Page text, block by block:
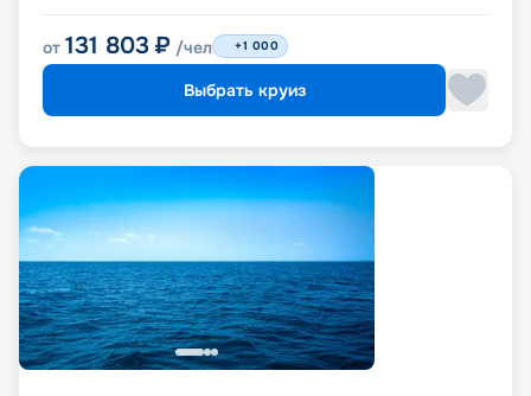
от 131 803 ₽ /чел +1 000
Выбрать круиз